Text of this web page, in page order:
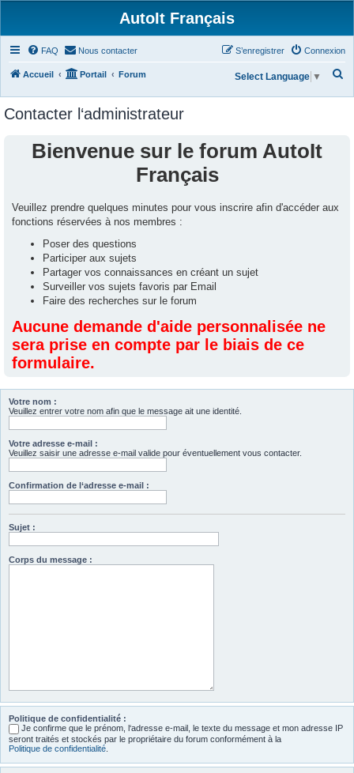
AutoIt Français
FAQ Nous contacter Connexion
S’enregistrer
Accueil Portail Forum Select Language ▼
Contacter l‘administrateur
Bienvenue sur le forum AutoIt
Français
Veuillez prendre quelques minutes pour vous inscrire afin d'accéder aux
fonctions réservées à nos membres :
Poser des questions
Participer aux sujets
Partager vos connaissances en créant un sujet
Surveiller vos sujets favoris par Email
Faire des recherches sur le forum
Aucune demande d'aide personnalisée ne
sera prise en compte par le biais de ce
formulaire.
Votre nom :
Veuillez entrer votre nom afin que le message ait une identité.
Votre adresse e-mail :
Veuillez saisir une adresse e-mail valide pour éventuellement vous contacter.
Confirmation de l‘adresse e-mail :
Sujet :
Corps du message :
Politique de confidentialité :
Je confirme que le prénom, l‘adresse e-mail, le texte du message et mon adresse IP
seront traités et stockés par le propriétaire du forum conformément à la
Politique de confidentialité